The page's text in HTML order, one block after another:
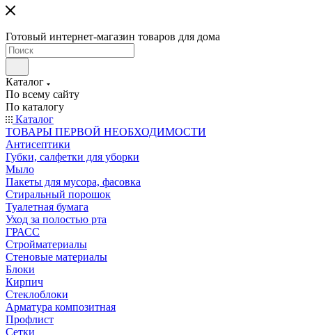
Готовый интернет-магазин товаров для дома
Каталог
По всему сайту
По каталогу
Каталог
ТОВАРЫ ПЕРВОЙ НЕОБХОДИМОСТИ
Антисептики
Губки, салфетки для уборки
Мыло
Пакеты для мусора, фасовка
Стиральный порошок
Туалетная бумага
Уход за полостью рта
ГРАСС
Стройматериалы
Стеновые материалы
Блоки
Кирпич
Стеклоблоки
Арматура композитная
Профлист
Сетки